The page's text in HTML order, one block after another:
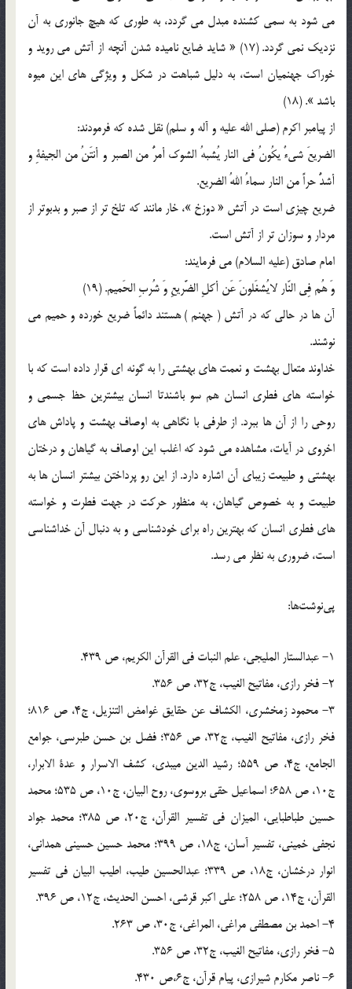
می شود به سمی کشنده مبدل می گردد، به طوری که هیچ جانوری به آن
نزدیک نمی گردد. (17) « شاید ضایع نامیده شدن آنچه از آتش می روید و
خوراک جهنمیان است، به دلیل شباهت در شکل و ویژگی های این میوه
باشد ». (18)
از پیامبر اکرم (صلی الله علیه و آله و سلم) نقل شده که فرمودند:
الضریعَ شیءٌ یکُونُ فی النار یُشبهُ الشوک أمرُّ من الصبر و أنتَنُ من الجیفةِ و
أشدُّ حراً من النار سماءُ اللهُ الضریع.
ضریع چیزی است در آتش « دوزخ »، خار مانند که تلخ تر از صبر و بدبوتر از
مردار و سوزان تر از آتش است.
امام صادق (علیه السلام) می فرمایند:
وَ هُم فِی النّار لایُشغَلونَ عَن أکلِ الضَّریعِ وَ شُربِ الحَمیم. (19)
آن ها در حالی که در آتش ( جهنم ) هستند دائماً ضریع خورده و حمیم می
نوشند.
خداوند متعال بهشت و نعمت های بهشتی را به گونه ای قرار داده است که با
خواسته های فطری انسان هم سو باشندتا انسان بیشترین حظ جسمی و
روحی را از آن ها ببرد. از طرفی با نگاهی به اوصاف بهشت و پاداش های
اخروی در آیات، مشاهده می شود که اغلب این اوصاف به گیاهان و درختان
بهشتی و طبیعت زیبای آن اشاره دارد. از این رو پرداختن بیشتر انسان ها به
طبیعت و به خصوص گیاهان، به منظور حرکت در جهت فطرت و خواسته
های فطری انسان که بهترین راه برای خودشناسی و به دنبال آن خداشناسی
است، ضروری به نظر می رسد.
پی‌نوشت‌ها:
1- عبدالستار الملیجی، علم النبات فی القرآن الکریم، ص 439.
2- فخر رازی، مفاتیح الغیب، ج32، ص 356.
3- محمود زمخشری، الکشاف عن حقایق غوامض التنزیل، ج4، ص 816؛
فخر رازی، مفاتیح الغیب، ج32، ص 356؛ فضل بن حسن طبرسی، جوامع
الجامع، ج4، ص 559؛ رشید الدین میبدی، کشف الاسرار و عدة الابرار،
ج10، ص 658؛ اسماعیل حقی بروسوی، روح البیان، ج10، ص 535؛ محمد
حسین طباطبایی، المیزان فی تفسیر القرآن، ج20، ص 385؛ محمد جواد
نجفی خمینی، تفسیر آسان، ج18، ص 399؛ محمد حسین حسینی همدانی،
انوار درخشان، ج18، ص 339؛ عبدالحسین طیب، اطیب البیان فی تفسیر
القرآن، ج14، ص 258؛ علی اکبر قرشی، احسن الحدیث، ج12، ص 396.
4- احمد بن مصطفی مراغی، المراغی، ج30، ص 263.
5- فخر رازی، مفاتیح الغیب، ج32، ص 356.
6- ناصر مکارم شیرازی، پیام قرآن، ج6،ص 430.